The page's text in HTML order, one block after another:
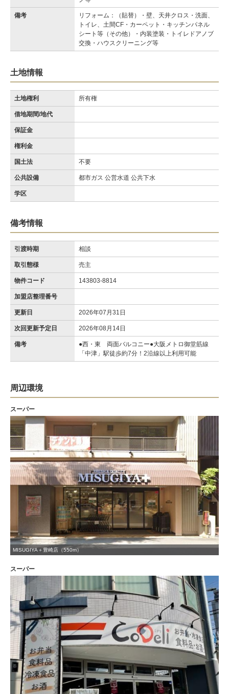
備考
リフォーム：（貼替）・壁、天井クロス・洗面、
トイレ、土間CF・カーペット・キッチンパネル
シート等（その他）・内装塗装・トイレドアノブ
交換・ハウスクリーニング等
土地情報
土地権利 所有権
借地期間/地代
保証金
権利金
国土法 不要
公共設備 都市ガス 公営水道 公共下水
学区
備考情報
引渡時期 相談
取引態様 売主
物件コード 143803-8814
加盟店整理番号
更新日 2026年07月31日
次回更新予定日 2026年08月14日
備考
●西・東 両面バルコニー●大阪メトロ御堂筋線
「中津」駅徒歩約7分！2沿線以上利用可能
周辺環境
スーパー
MISUGIYA＋豊崎店（550m）
スーパー